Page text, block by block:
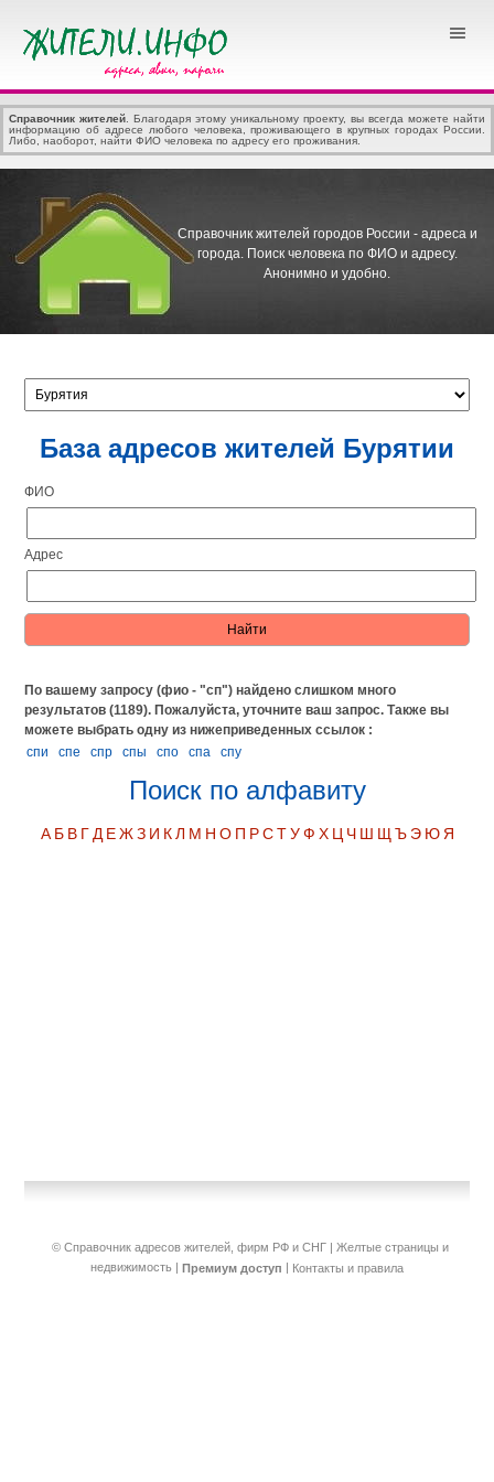
Справочник жителей . Благодаря этому уникальному проекту, вы всегда можете найти
информацию об адресе любого человека, проживающего в крупных городах России.
Либо, наоборот, найти ФИО человека по адресу его проживания.
Справочник жителей городов России - адреса и
города. Поиск человека по ФИО и адресу.
Анонимно и удобно.
База адресов жителей Бурятии
ФИО
Адрес
По вашему запросу (фио - "сп") найдено слишком много
результатов (1189). Пожалуйста, уточните ваш запрос.Также вы
можете выбрать одну из нижеприведенных ссылок :
спи
спе спр спы спо спа спу
Поиск по алфавиту
А Б В Г Д Е Ж З И К Л М Н О П Р С Т У Ф Х Ц Ч Ш Щ Ъ Э Ю Я
© Справочник адресов жителей, фирм РФ и СНГ | Желтые страницы и
недвижимость | Премиум доступ | Контакты и правила